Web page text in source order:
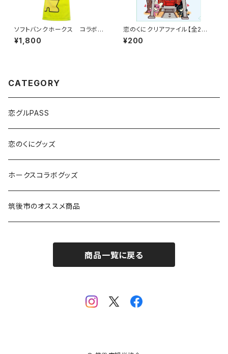
ソフトバンクホークス コラボタ
オルマフラー（緑）
¥1,800
恋のくにクリアファイル【全2種
類】
¥200
CATEGORY
恋グルPASS
恋のくにグッズ
ホークスコラボグッズ
筑後市のオススメ商品
商品一覧に戻る